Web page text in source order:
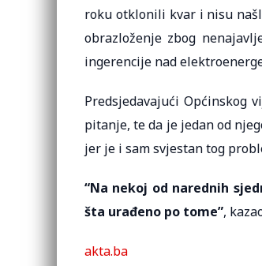
roku otklonili kvar i nisu
obrazloženje zbog
ingerencije nad
Predsjedavajući Općinskog
pitanje, te da je jedan od
jer je i sam svjestan tog
“Na nekoj od narednih
šta urađeno po tome”,
akta.ba